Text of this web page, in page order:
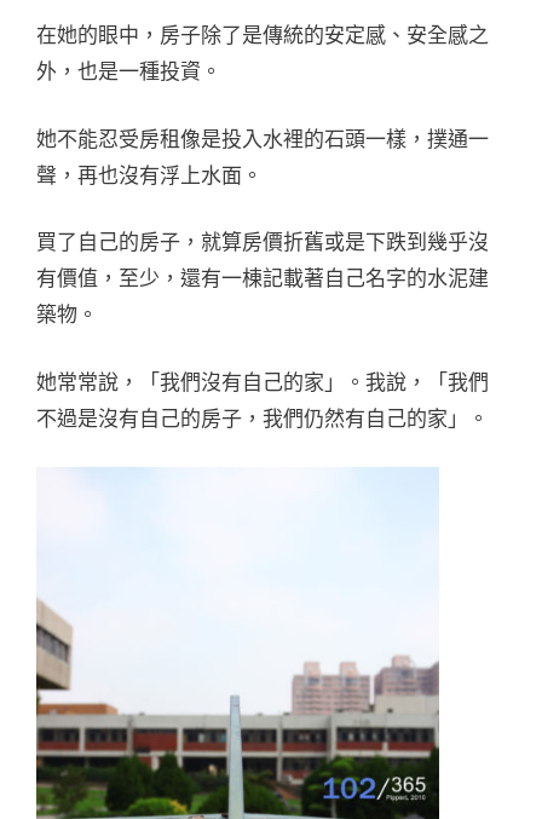
在她的眼中，房子除了是傳統的安定感、安全感之
外，也是一種投資。
她不能忍受房租像是投入水裡的石頭一樣，撲通一
聲，再也沒有浮上水面。
買了自己的房子，就算房價折舊或是下跌到幾乎沒
有價值，至少，還有一棟記載著自己名字的水泥建
築物。
她常常說，「我們沒有自己的家」。我說，「我們
不過是沒有自己的房子，我們仍然有自己的家」。